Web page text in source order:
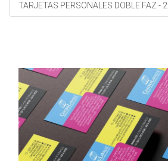
TARJETAS PERSONALES DOBLE FAZ -